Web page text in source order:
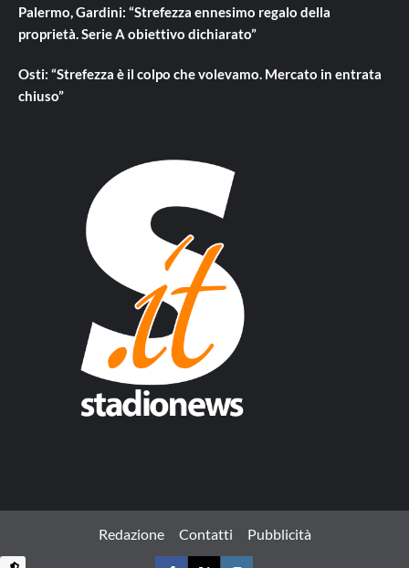
Palermo, Gardini: “Strefezza ennesimo regalo della
proprietà. Serie A obiettivo dichiarato”
Osti: “Strefezza è il colpo che volevamo. Mercato in entrata
chiuso”
Redazione Contatti Pubblicità